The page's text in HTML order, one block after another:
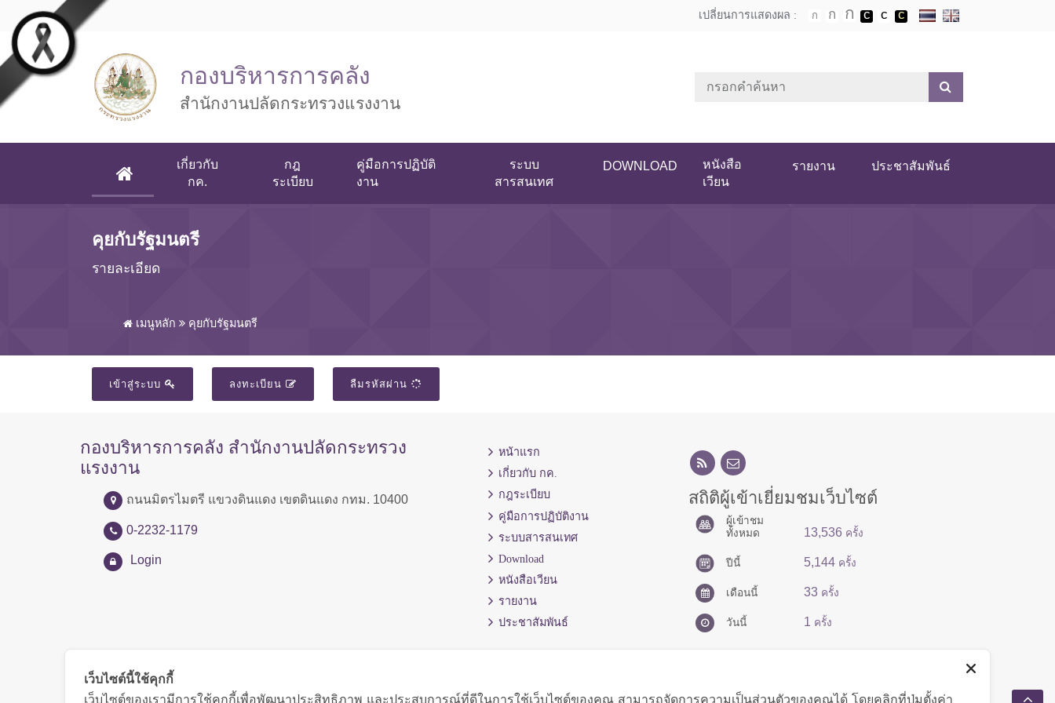
Skip to main content
เปลี่ยนการแสดงผล :
กองบริหารการคลัง
สำนักงานปลัดกระทรวงแรงงาน
(CURRENT)
เกี่ยวกับ
กค.
กฎ
ระเบียบ
คู่มือการปฏิบัติ
งาน
ระบบ
สารสนเทศ
DOWNLOAD
หนังสือ
เวียน
รายงาน ประชาสัมพันธ์
คุยกับรัฐมนตรี
รายละเอียด
เมนูหลัก คุยกับรัฐมนตรี
เข้าสู่ระบบ ลงทะเบียน ลืมรหัสผ่าน
กองบริหารการคลัง สำนักงานปลัดกระทรวง
แรงงาน
ถนนมิตรไมตรี แขวงดินแดง เขตดินแดง กทม. 10400
0-2232-1179
Login
หน้าแรก
เกี่ยวกับ กค.
กฎระเบียบ
คู่มือการปฏิบัติงาน
ระบบสารสนเทศ
Download
หนังสือเวียน
รายงาน
ประชาสัมพันธ์
สถิติผู้เข้าเยี่ยมชมเว็บไซต์
ผู้เข้าชม
ทั้งหมด
13,536 ครั้ง
ปีนี้ 5,144 ครั้ง
เดือนนี้ 33 ครั้ง
วันนี้ 1 ครั้ง
เว็บไซต์นี้ใช้คุกกี้
เว็บไซต์ของเรามีการใช้คุกกี้เพื่อพัฒนาประสิทธิภาพ และประสบการณ์ที่ดีในการใช้เว็บไซต์ของคุณ สามารถจัดการความเป็นส่วนตัวของคุณได้ โดยคลิกที่ปุ่มตั้งค่า